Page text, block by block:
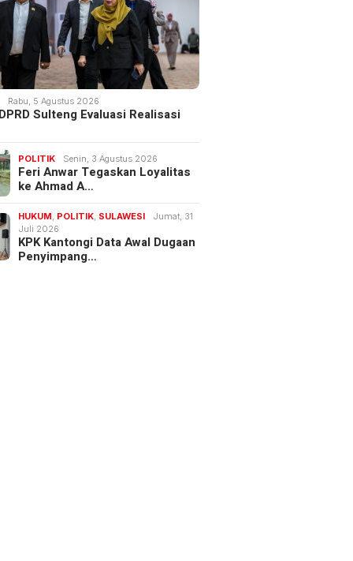
Rabu, 5 Agustus 2026
Sulteng Evaluasi Realisasi
POLITIK Senin, 3 Agustus 2026
Feri Anwar Tegaskan Loyalitas
ke Ahmad A…
HUKUM POLITIK SULAWESI
Jumat, 31
Juli 2026
KPK Kantongi Data Awal Dugaan
Penyimpang…